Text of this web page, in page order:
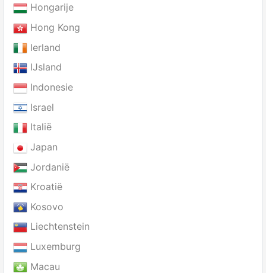
Hongarije
Hong Kong
Ierland
IJsland
Indonesie
Israel
Italië
Japan
Jordanië
Kroatië
Kosovo
Liechtenstein
Luxemburg
Macau